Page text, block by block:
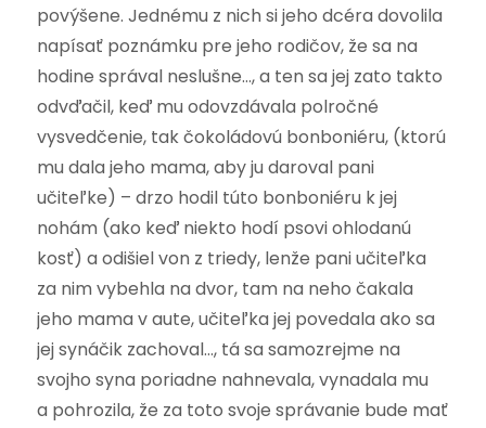
povýšene. Jednému z nich si jeho dcéra dovolila
napísať poznámku pre jeho rodičov, že sa na
hodine správal neslušne…, a ten sa jej zato takto
odvďačil, keď mu odovzdávala polročné
vysvedčenie, tak čokoládovú bonboniéru, (ktorú
mu dala jeho mama, aby ju daroval pani
učiteľke) – drzo hodil túto bonboniéru k jej
nohám (ako keď niekto hodí psovi ohlodanú
kosť) a odišiel von z triedy, lenže pani učiteľka
za nim vybehla na dvor, tam na neho čakala
jeho mama v aute, učiteľka jej povedala ako sa
jej synáčik zachoval…, tá sa samozrejme na
svojho syna poriadne nahnevala, vynadala mu
a pohrozila, že za toto svoje správanie bude mať